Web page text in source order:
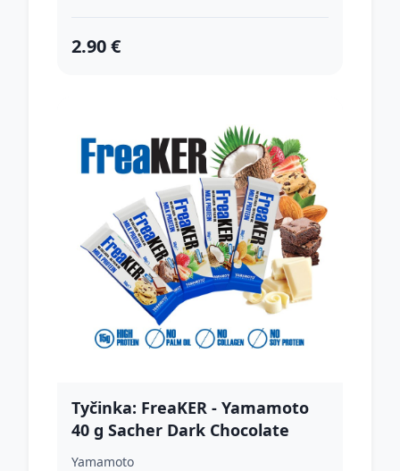
2.90 €
Tyčinka: FreaKER - Yamamoto
40 g Sacher Dark Chocolate
Yamamoto